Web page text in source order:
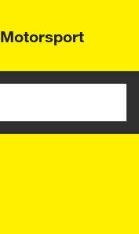
Motorsport